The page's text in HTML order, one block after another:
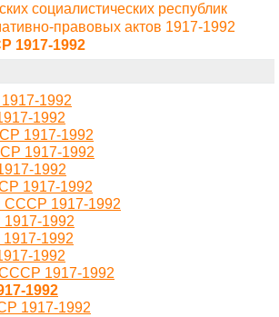
социалистических республик
правовых актов 1917-1992
1917-1992
1992
1992
1917-1992
1917-1992
1992
1917-1992
СССР 1917-1992
1992
1992
1992
1917-1992
1992
1917-1992